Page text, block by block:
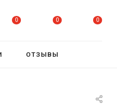
0 0 0
ОТЗЫВЫ